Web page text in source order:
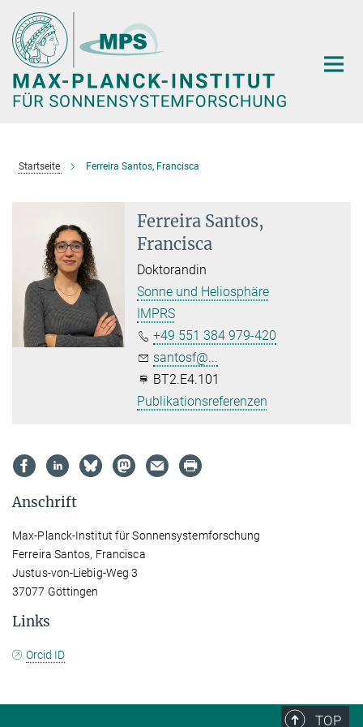
Hauptinhalt
Startseite Ferreira Santos, Francisca
Ferreira Santos,
Francisca
Doktorandin
Sonne und Heliosphäre
IMPRS
+49 551 384 979-420
santosf@...
BT2.E4.101
Publikationsreferenzen
Anschrift
Max-Planck-Institut für Sonnensystemforschung
Ferreira Santos, Francisca
Justus-von-Liebig-Weg 3
37077 Göttingen
Links
Orcid ID
TOP